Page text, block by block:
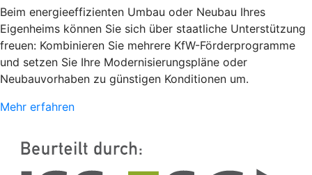
Beim energieeffizienten Umbau oder Neubau Ihres
Eigenheims können Sie sich über staatliche Unterstützung
freuen: Kombinieren Sie mehrere KfW-Förderprogramme
und setzen Sie Ihre Modernisierungspläne oder
Neubauvorhaben zu günstigen Konditionen um.
Mehr erfahren